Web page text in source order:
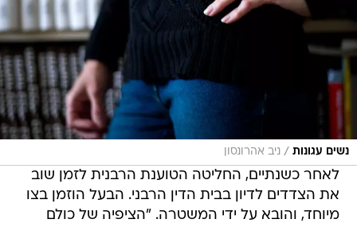
נשים עגונות / ניב אהרונסון
לאחר כשנתיים, החליטה הטוענת הרבנית לזמן שוב
את הצדדים לדיון בבית הדין הרבני. הבעל הוזמן בצו
מיוחד, והובא על ידי המשטרה. "הציפיה של כולם